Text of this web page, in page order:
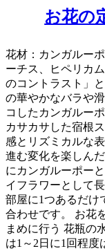
お花の
花材：カンガルー
ーチス、ヒペリカ
のコントラスト」
の華やかなバラや
コしたカンガルー
カサカサした宿根
感とリズミカルな
進む変化を楽しん
にカンガルーポー
イフラワーとして
部屋に1つあるだけ
合わせです。 お花
まめに行う 花瓶の
は1～2日に1回程度